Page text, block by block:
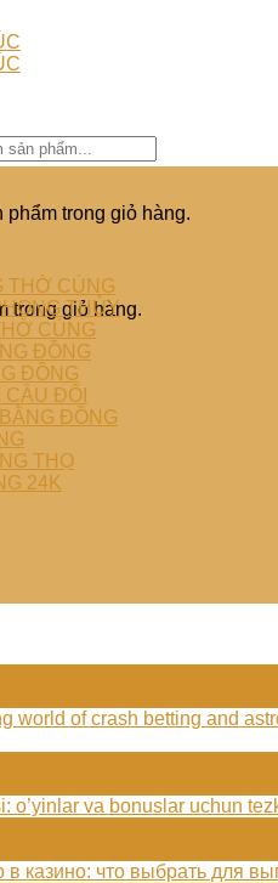
phẩm trong giỏ hàng.
trong giỏ hàng.
THỜ CÚNG
THỦY
CÚNG
ĐỒNG
ĐỒNG
CÂU ĐỐI
ĐỒNG
THỌ
24K
world of crash betting and
o’yinlar va bonuslar uchun
в казино: что выбрать для